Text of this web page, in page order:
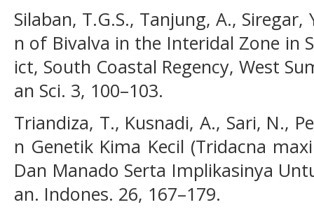
Silaban, T.G.S., Tanjung, A.,
n of Bivalva in the Interidal Zone in
ict, South Coastal Regency, West
an Sci. 3, 100–103.
Triandiza, T., Kusnadi, A., Sari, N.,
n Genetik Kima Kecil (Tridacna
Dan Manado Serta Implikasinya
an. Indones. 26, 167–179.